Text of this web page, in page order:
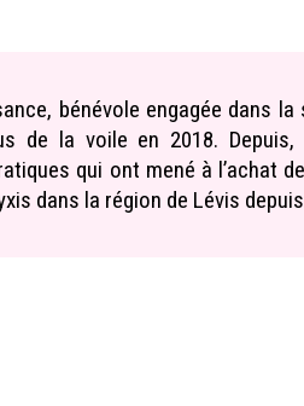
bénévole engagée dans
de la voile en 2018.
qui ont mené à l’achat
dans la région de Lévis